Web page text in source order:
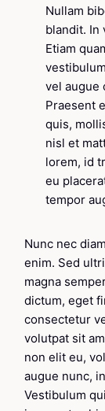
Nullam
blandit. In
Etiam
vel augue
Praesent
quis,
nisl et
lorem, id
eu
tempor
Nunc nec
enim. Sed
magna
dictum, eget
consectetur
volutpat sit
non elit eu,
augue nunc,
Vestibulum